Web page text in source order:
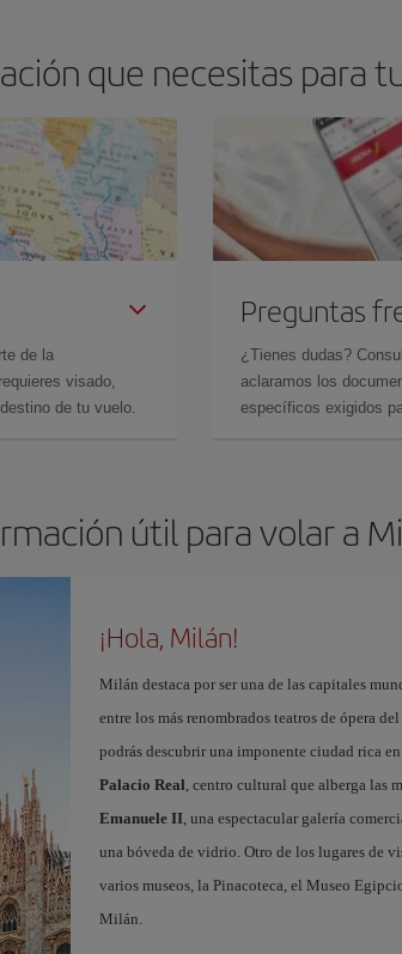
que necesitas para
de la
visado,
de tu vuelo.
Preguntas
¿Tienes dudas?
aclaramos los
específicos exigidos
útil para volar a
¡Hola, Milán!
Milán destaca por ser una de las capitales
entre los más renombrados teatros de ópera
podrás descubrir una imponente ciudad rica
Palacio Real, centro cultural que alberga las
Emanuele II, una espectacular galería
una bóveda de vidrio. Otro de los lugares de
varios museos, la Pinacoteca, el Museo
Milán.